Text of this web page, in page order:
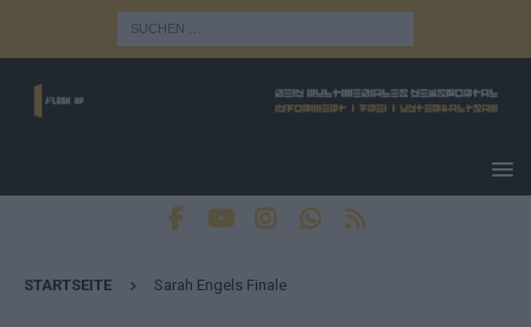
STARTSEITE Sarah Engels Finale